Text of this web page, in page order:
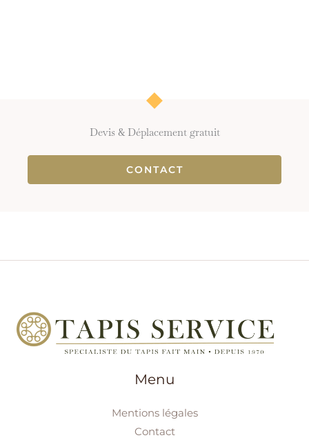
Devis & Déplacement gratuit
CONTACT
Menu
Mentions légales
Contact